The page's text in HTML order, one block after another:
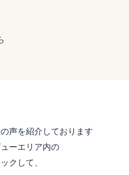
声を紹介しております
ーエリア内の
クして、